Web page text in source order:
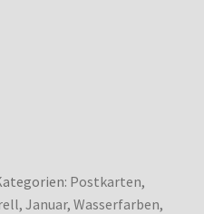
Postkarten,
, Januar, Wasserfarben,